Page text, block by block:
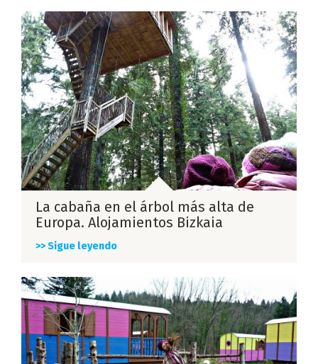
La cabaña en el árbol más alta de
Europa. Alojamientos Bizkaia
>> Sigue leyendo